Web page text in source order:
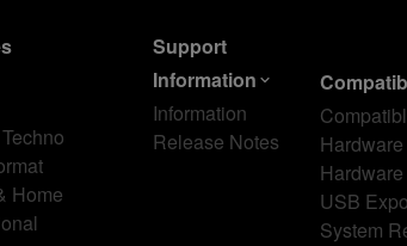
Home
Support
Information
Information
Release Notes
USB
System